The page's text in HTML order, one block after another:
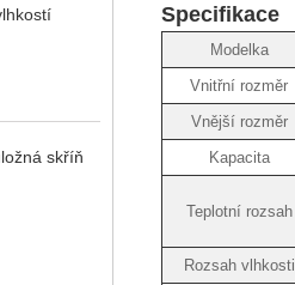
skříň
Specifikace
Modelka
Vnitřní rozměr
Vnější rozměr
Kapacita
Teplotní rozsah
Rozsah vlhkosti